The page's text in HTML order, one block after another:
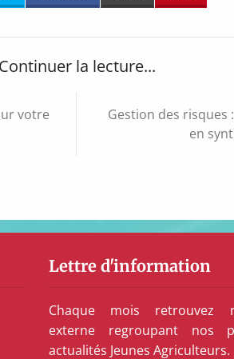
Continuer la lecture...
votre
Gestion des risques
en
Lettre d'information
Chaque mois retrouvez
externe regroupant nos
actualités Jeunes Agriculteurs.